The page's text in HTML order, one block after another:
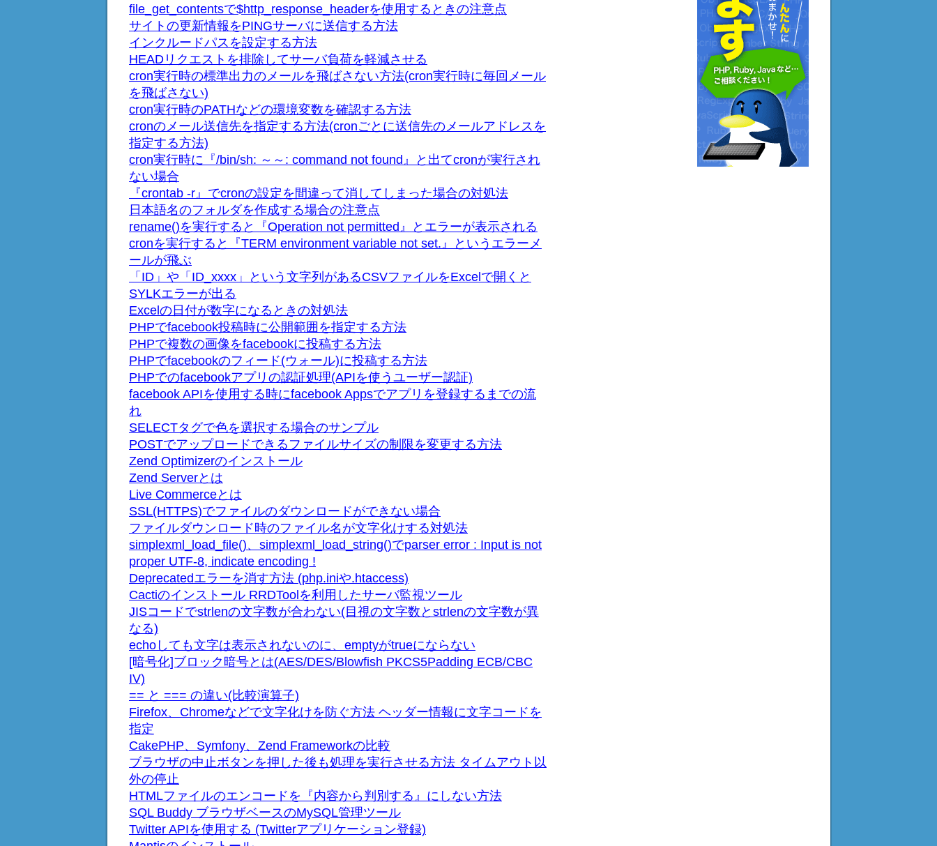
file_get_contentsで$http_response_headerを使用するときの注意点
サイトの更新情報をPINGサーバに送信する方法
インクルードパスを設定する方法
HEADリクエストを排除してサーバ負荷を軽減させる
cron実行時の標準出力のメールを飛ばさない方法(cron実行時に毎回メール
を飛ばさない)
cron実行時のPATHなどの環境変数を確認する方法
cronのメール送信先を指定する方法(cronごとに送信先のメールアドレスを
指定する方法)
cron実行時に『/bin/sh: ～～: command not found』と出てcronが実行され
ない場合
『crontab -r』でcronの設定を間違って消してしまった場合の対処法
日本語名のフォルダを作成する場合の注意点
rename()を実行すると『Operation not permitted』とエラーが表示される
cronを実行すると『TERM environment variable not set.』というエラーメ
ールが飛ぶ
「ID」や「ID_xxxx」という文字列があるCSVファイルをExcelで開くと
SYLKエラーが出る
Excelの日付が数字になるときの対処法
PHPでfacebook投稿時に公開範囲を指定する方法
PHPで複数の画像をfacebookに投稿する方法
PHPでfacebookのフィード(ウォール)に投稿する方法
PHPでのfacebookアプリの認証処理(APIを使うユーザー認証)
facebook APIを使用する時にfacebook Appsでアプリを登録するまでの流
れ
SELECTタグで色を選択する場合のサンプル
POSTでアップロードできるファイルサイズの制限を変更する方法
Zend Optimizerのインストール
Zend Serverとは
Live Commerceとは
SSL(HTTPS)でファイルのダウンロードができない場合
ファイルダウンロード時のファイル名が文字化けする対処法
simplexml_load_file()、simplexml_load_string()でparser error : Input is not
proper UTF-8, indicate encoding !
Deprecatedエラーを消す方法 (php.iniや.htaccess)
Cactiのインストール RRDToolを利用したサーバ監視ツール
JISコードでstrlenの文字数が合わない(目視の文字数とstrlenの文字数が異
なる)
echoしても文字は表示されないのに、emptyがtrueにならない
[暗号化]ブロック暗号とは(AES/DES/Blowfish PKCS5Padding ECB/CBC
IV)
== と === の違い(比較演算子)
Firefox、Chromeなどで文字化けを防ぐ方法 ヘッダー情報に文字コードを
指定
CakePHP、Symfony、Zend Frameworkの比較
ブラウザの中止ボタンを押した後も処理を実行させる方法 タイムアウト以
外の停止
HTMLファイルのエンコードを『内容から判別する』にしない方法
SQL Buddy ブラウザベースのMySQL管理ツール
Twitter APIを使用する (Twitterアプリケーション登録)